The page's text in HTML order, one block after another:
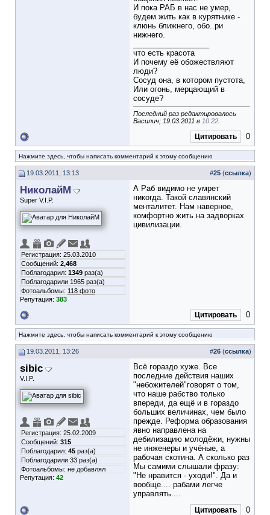
И пока РАБ в нас не умер,
будем жить как в курятнике -
клюнь ближнего, обо..ри
нижнего.
что есть красота
И почему её обожествляют
люди?
Сосуд она, в котором пустота,
Или огонь, мерцающий в
сосуде?
Последний раз редактировалось
Василич; 19.03.2011 в 10:22
Цитировать 0
Нажмите здесь, чтобы написать комментарий к этому сообщению
19.03.2011, 13:13 #25 (ссылка)
НиколайМ
Super V.I.P.
Регистрация: 25.03.2010
Сообщений: 2,468
Поблагодарил: 1349 раз(а)
Поблагодарили 1965 раз(а)
Фотоальбомы: 118 фото
Репутация: 383
А Раб видимо не умрет
никогда. Такой славянский
менталитет. Нам наверное,
комфортно жить на задворках
цивилизации.
Цитировать 0
Нажмите здесь, чтобы написать комментарий к этому сообщению
19.03.2011, 13:26 #26 (ссылка)
sibic
V.I.P.
Регистрация: 25.02.2009
Сообщений: 315
Поблагодарил: 45 раз(а)
Поблагодарили 33 раз(а)
Фотоальбомы: не добавлял
Репутация: 42
Всё гораздо хуже. Все
последние действия наших
"небожителей"говорят о том,
что наше рабство только
впереди, да ещё и в гораздо
больших величинах, чем было
прежде. Реформа образования
явно направлена на
дебилизацию молодёжи, нужны
не инженеры и учёные, а
рабочая скотина. А сколько раз
Мы самими слышали фразу:
"Не нравится - уходи!". Да и
вообще.... рабами легче
управлять....
Цитировать 0